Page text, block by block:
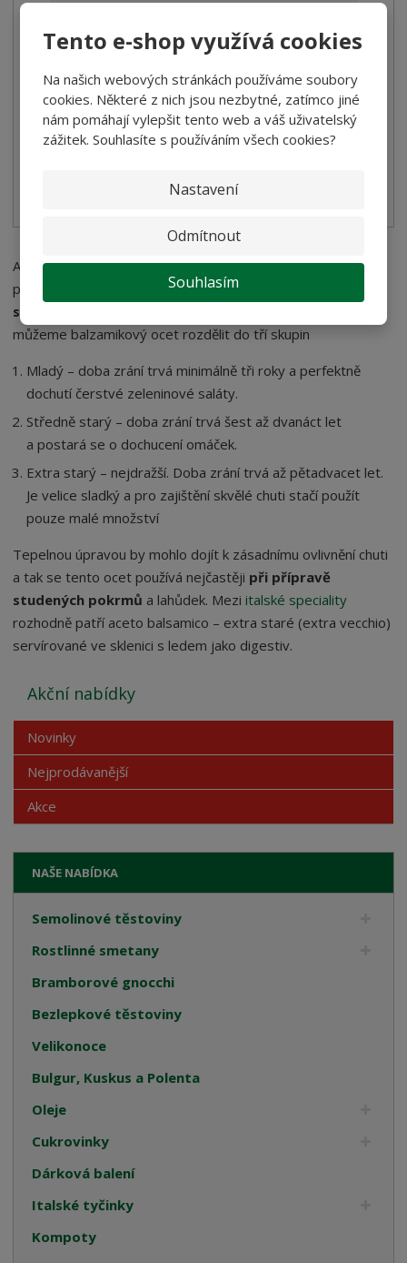
Tento e-shop využívá cookies
Na našich webových stránkách používáme soubory
cookies. Některé z nich jsou nezbytné, zatímco jiné
nám pomáhají vylepšit tento web a váš uživatelský
zážitek. Souhlasíte s používáním všech cookies?
Nastavení
Odmítnout
Souhlasím
Balsamico ocet ve spreji Andrea Milano 2...
124,00 Kč
110,71 Kč bez DPH
Koupit
Aby tento skvost obohatil pokrmy na vašem jídelním stole,
potřebuje svůj čas. Stejně jako víno,
sudech
můžeme balzamikový ocet rozdělit do tří skupin
Mladý – doba zrání trvá minimálně tři roky a perfektně
dochutí čerstvé zeleninové saláty.
Středně starý – doba zrání trvá šest až dvanáct let
a postará se o dochucení omáček.
Extra starý – nejdražší. Doba zrání trvá až pětadvacet let.
Je velice sladký a pro zajištění skvělé chuti stačí použít
pouze malé množství
Tepelnou úpravou by mohlo dojít k zásadnímu ovlivnění chuti
a tak se tento ocet používá nejčastěji při přípravě
studených pokrmů a lahůdek. Meziitalské speciality
rozhodně patří aceto balsamico – extra staré (extra vecchio)
servírované ve sklenici s ledem jako digestiv.
NAŠE NABÍDKA
Semolinové těstoviny
Rostlinné smetany
Bramborové gnocchi
Bezlepkové těstoviny
Velikonoce
Bulgur, Kuskus a Polenta
Oleje
Cukrovinky
Dárková balení
Italské tyčinky
Kompoty
Akční nabídky
Novinky
Nejprodávanější
Akce